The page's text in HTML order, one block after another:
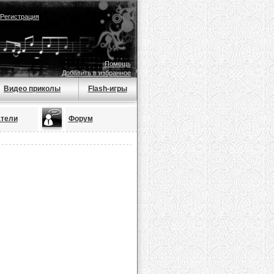
Регистрация
Помощь
Добавить в избранное
Видео приколы Flash-игры
Форум